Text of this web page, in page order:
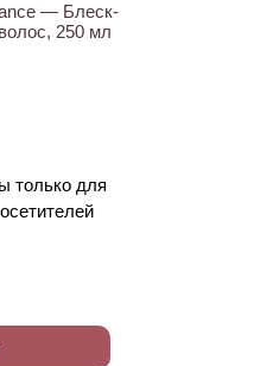
— Блеск-
250 мл
только для